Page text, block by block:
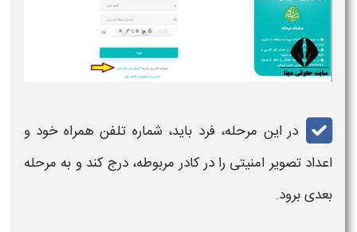
در این مرحله، فرد باید، شماره تلفن همراه خود و
اعداد تصویر امنیتی را در کادر مربوطه، درج کند و به مرحله
بعدی برود.